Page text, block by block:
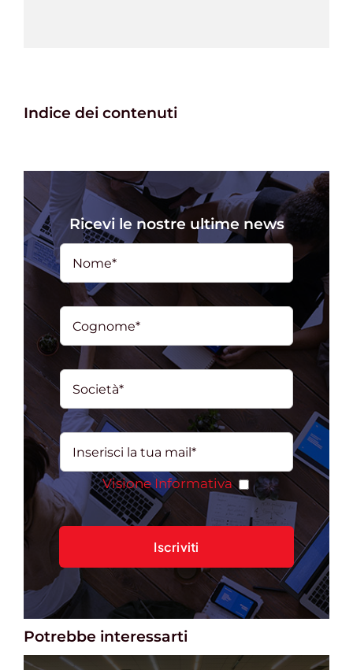
Indice dei contenuti
Ricevi le nostre ultime news
Visione Informativa
Potrebbe interessarti